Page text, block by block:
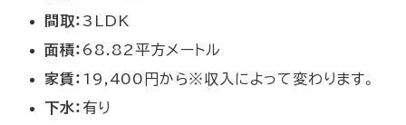
間取： 3LDK
面積： 68.82平方メートル
家賃： 19,400円から※収入によって変わります。
下水： 有り